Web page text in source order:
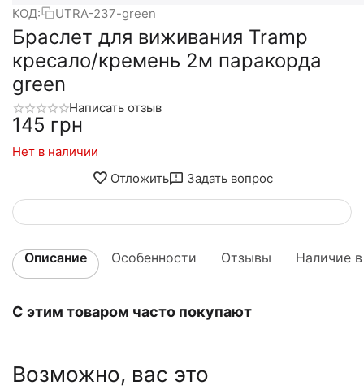
КОД: UTRA-237-green
Браслет для виживания Tramp
кресало/кремень 2м паракорда
green
Написать отзыв
‍145‍ грн
Нет в наличии
Отложить
Задать вопрос
Описание Особенности Отзывы Наличие
С этим товаром часто покупают
Возможно, вас это